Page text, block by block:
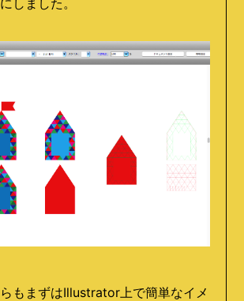
もまずはIllustrator上で簡単なイメ